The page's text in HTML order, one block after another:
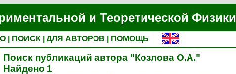
и Теоретической Физики
ПОИСК ДЛЯ АВТОРОВ
ПОМОЩЬ
Поиск публикаций автора "Козлова О.А."
Найдено 1